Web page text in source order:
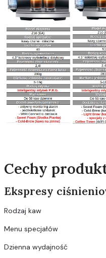
Cechy
Ekspresy
Rodzaj kaw
Menu specjałów
Dzienna wydajność